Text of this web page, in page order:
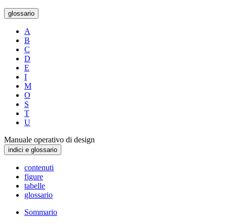
glossario
A
B
C
D
E
I
M
O
S
T
U
Manuale operativo di design
indici e glossario
contenuti
figure
tabelle
glossario
Sommario